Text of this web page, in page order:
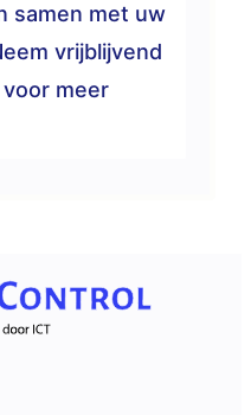
samen met uw
vrijblijvend
meer